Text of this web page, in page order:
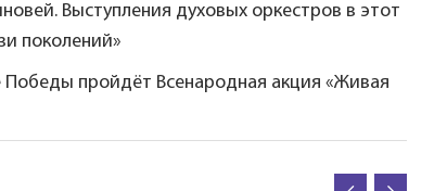
Выступления духовых оркестров в этот
поколений»
Победы пройдёт Всенародная акция «Живая